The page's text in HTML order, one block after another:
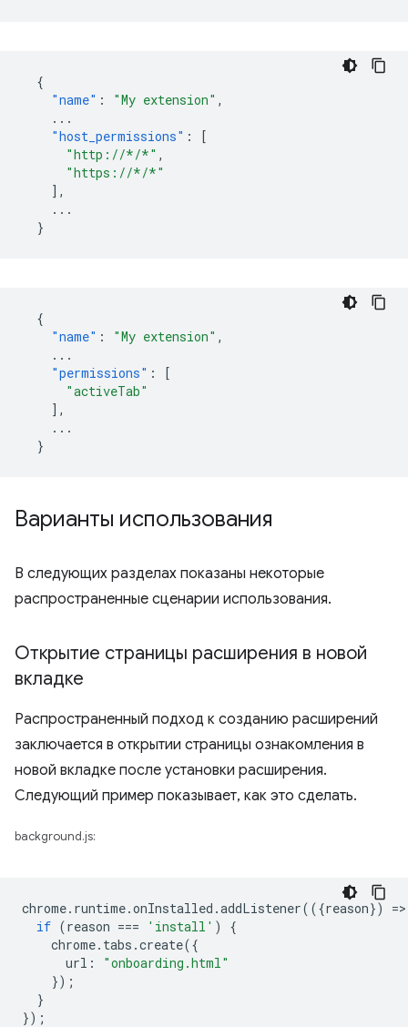
{
"name" : "My extension" ,
...
"host_permissions" :
[
"http://*/*" ,
"https://*/*"
],
...
}
{
"name" : "My extension" ,
...
"permissions" :
[
"activeTab"
],
...
}
Варианты использования
В следующих разделах показаны некоторые
распространенные сценарии использования.
Открытие страницы расширения в новой
вкладке
Распространенный подход к созданию расширений
заключается в открытии страницы ознакомления в
новой вкладке после установки расширения.
Следующий пример показывает, как это сделать.
background.js:
chrome. runtime.onInstalled .addListener(({reason}) =>
if (reason === 'install' )
{
chrome. tabs .create({
url :
"onboarding.html"
});
}
});